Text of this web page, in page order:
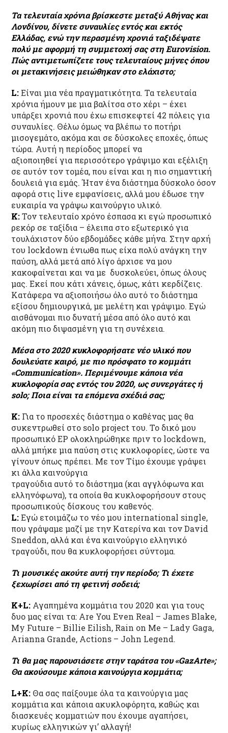
Τα τελευταία χρόνια βρίσκεστε μεταξύ Αθήνας και
Λονδίνου, δίνετε συναυλίες εντός και εκτός
Ελλάδας, ενώ την περασμένη χρονιά ταξιδέψατε
πολύ με αφορμή τη συμμετοχή σας στη Eurovision.
Πώς αντιμετωπίζετε τους τελευταίους μήνες όπου
οι μετακινήσειςμειώθηκαν στο ελάχιστο;
L:Είναι μια νέα πραγματικότητα. Τα τελευταία
χρόνια ήμουν με μια βαλίτσα στο χέρι – έχει
υπάρξει χρονιά που έχω επισκεφτεί 42 πόλεις για
συναυλίες. Θέλω όμως να βλέπω το ποτήρι
μισογεμάτο, ακόμα και σε δύσκολες εποχές, όπως
τώρα. Αυτή η περίοδος μπορεί να
αξιοποιηθεί για περισσότερο γράψιμο και εξέλιξη
σε αυτόν τον τομέα, που είναι και η πιο σημαντική
δουλειά για εμάς. Ήταν ένα διάστημα δύσκολο όσον
αφορά στις live εμφανίσεις, αλλά μου έδωσε την
ευκαιρία να γράψω καινούργιο υλικό.
Κ:Τον τελευταίο χρόνο έσπασα κι εγώ προσωπικό
ρεκόρ σε ταξίδια – έλειπα στο εξωτερικό για
τουλάχιστον δύο εβδομάδες κάθε μήνα. Στην αρχή
του lockdown ένιωθα πως είχα πολύ ανάγκη την
παύση, αλλά μετά από λίγο άρχισε να μου
κακοφαίνεται και να με δυσκολεύει, όπως όλους
μας. Εκεί που κάτι χάνεις, όμως, κάτι κερδίζεις.
Κατάφερα να αξιοποιήσω όλο αυτό το διάστημα
εξίσου δημιουργικά, με μελέτη και γράψιμο. Εγώ
αισθάνομαι πιο δυνατή μέσα από όλο αυτό και
ακόμη πιο διψασμένη για τη συνέχεια.
Μέσα στο 2020 κυκλοφορήσατε νέο υλικό που
δουλεύατε καιρό, με πιο πρόσφατο το κομμάτι
«Communication». Περιμένουμε κάποια νέα
κυκλοφορία σας εντός του 2020, ως συνεργάτες ή
solo; Ποια είναι τα επόμενα σχέδιά σας;
K: Για το προσεχές διάστημα ο καθένας μας θα
συκεντρωθεί στο solo project του. Το δικό μου
προσωπικό EP ολοκληρώθηκε πριν το lockdown,
αλλά μπήκε μια παύση στις κυκλοφορίες, ώστε να
γίνουν όπως πρέπει. Με τον Τίμο έχουμε γράψει
κι άλλα καινούργια
τραγούδια αυτό το διάστημα (και αγγλόφωνα και
ελληνόφωνα), τα οποία θα κυκλοφορήσουν στους
προσωπικούς δίσκους του καθενός.
L:Εγώ ετοιμάζω το νέο μου international single,
που γράψαμε μαζί με την Κατερίνα και τον David
Sneddon, αλλά και ένα καινούργιο ελληνικό
τραγούδι, που θα κυκλοφορήσει σύντομα.
Τι μουσικές ακούτε αυτή την περίοδο; Τι έχετε
ξεχωρίσει από τη φετινή σοδειά;
Κ+L: Αγαπημένα κομμάτια του 2020 και για τους
δυο μας είναι τα: Are You Even Real – James Blake,
My Future – Billie Eilish, Rain on Me – Lady Gaga,
Arianna Grande, Actions – John Legend.
Τι θα μας παρουσιάσετε στην ταράτσα του «GazArte»;
Θα ακούσουμε κάποια καινούργια κομμάτια;
L+K: Θα σας παίξουμε όλα τα καινούργια μας
κομμάτια και κάποια ακυκλοφόρητα, καθώς και
διασκευές κομματιών που έχουμε αγαπήσει,
κυρίως ελληνικών γι’ αλλαγή!